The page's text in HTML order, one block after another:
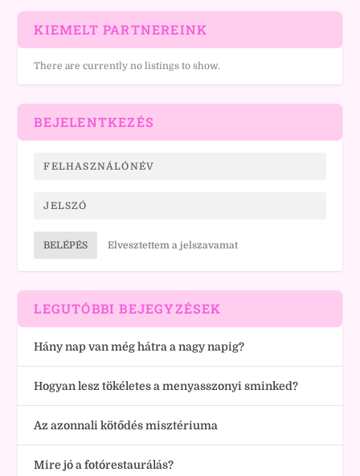
KIEMELT PARTNEREINK
There are currently no listings to show.
BEJELENTKEZÉS
BELÉPÉS Elvesztettem a jelszavamat
LEGUTÓBBI BEJEGYZÉSEK
Hány nap van még hátra a nagy napig?
Hogyan lesz tökéletes a menyasszonyi sminked?
Az azonnali kötődés misztériuma
Mire jó a fotórestaurálás?